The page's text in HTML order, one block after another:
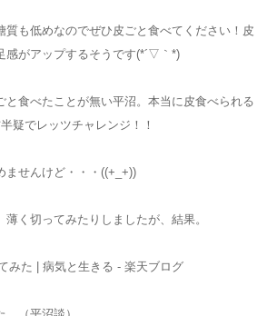
質も低めなのでぜひ皮ごと食べてください！皮
感がアップするそうです(*´▽｀*)
と食べたことが無い平沼。本当に皮食べられる
疑でレッツチャレンジ！！
ませんけど・・・((+_+))
く切ってみたりしましたが、結果。